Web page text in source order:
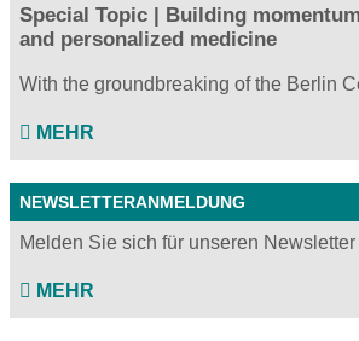
Special Topic | Building
and personalized medicine
With the groundbreaking of the Berlin
MEHR
NEWSLETTERANMELDUNG
Melden Sie sich für unseren Newsletter
MEHR